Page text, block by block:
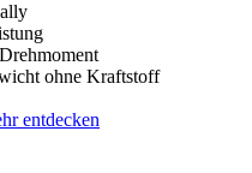
Drehmoment
ohne Kraftstoff
entdecken